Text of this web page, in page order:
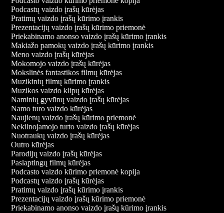
Podcastų vaizdo įrašų kūrėjas
Pratimų vaizdo įrašų kūrimo įrankis
Prezentacijų vaizdo įrašų kūrimo priemonė
Priekabinamo anonso vaizdo įrašų kūrimo įrankis
Makiažo pamokų vaizdo įrašų kūrimo įrankis
Meno vaizdo įrašų kūrėjas
Mokomojo vaizdo įrašų kūrėjas
Mokslinės fantastikos filmų kūrėjas
Muzikinių filmų kūrimo įrankis
Muzikos vaizdo klipų kūrėjas
Naminių gyvūnų vaizdo įrašų kūrėjas
Namo turo vaizdo kūrėjas
Naujienų vaizdo įrašų kūrimo priemonė
Nekilnojamojo turto vaizdo įrašų kūrėjas
Nuotraukų vaizdo įrašų kūrėjas
Outro kūrėjas
Parodijų vaizdo įrašų kūrėjas
Paslaptingų filmų kūrėjas
Podcasto vaizdo kūrimo priemonė kopija
Podcastų vaizdo įrašų kūrėjas
Pratimų vaizdo įrašų kūrimo įrankis
Prezentacijų vaizdo įrašų kūrimo priemonė
Priekabinamo anonso vaizdo įrašų kūrimo įrankis